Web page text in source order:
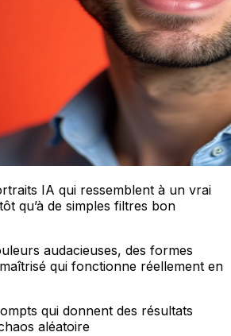
IA qui ressemblent à un vrai
qu’à de simples filtres bon
audacieuses, des formes
qui fonctionne réellement en
qui donnent des résultats
aléatoire